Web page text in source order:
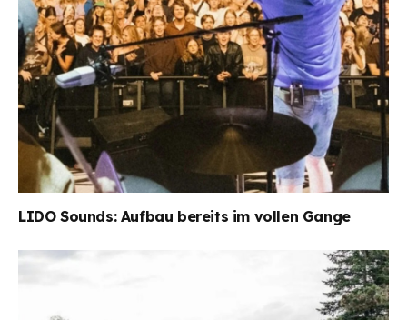
LIDO Sounds: Aufbau bereits im vollen Gange